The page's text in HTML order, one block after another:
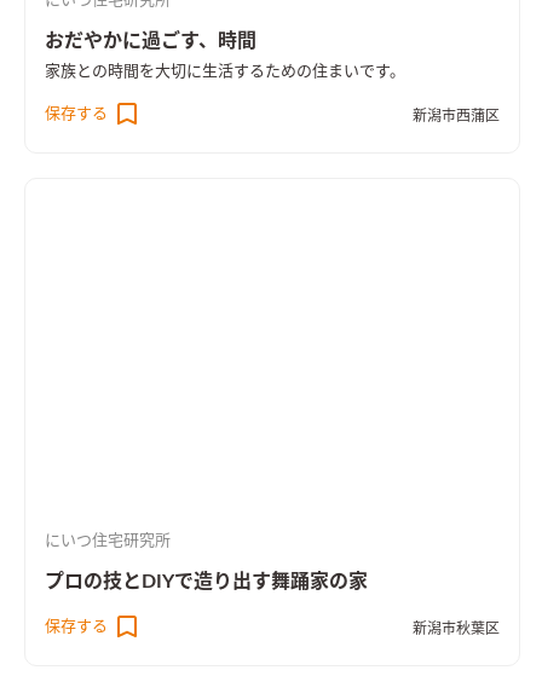
おだやかに過ごす、時間
家族との時間を大切に生活するための住まいです。
保存する 新潟市西蒲区
にいつ住宅研究所
プロの技とDIYで造り出す舞踊家の家
保存する 新潟市秋葉区